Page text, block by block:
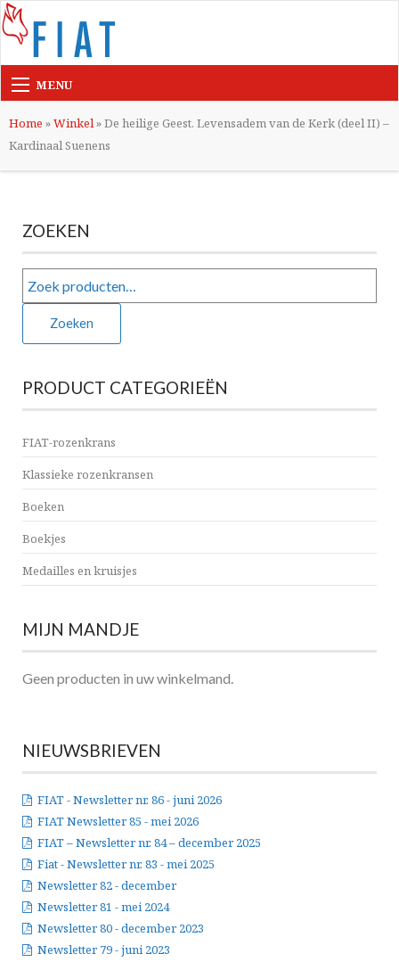
MENU
Home »Winkel»De heilige Geest. Levensadem van de Kerk (deel II) –
Kardinaal Suenens
ZOEKEN
Zoeken
PRODUCT CATEGORIEËN
FIAT-rozenkrans
Klassieke rozenkransen
Boeken
Boekjes
Medailles en kruisjes
MIJN MANDJE
Geen producten in uw winkelmand.
NIEUWSBRIEVEN
FIAT - Newsletter nr. 86 - juni 2026
FIAT Newsletter 85 - mei 2026
FIAT – Newsletter nr. 84 – december 2025
Fiat - Newsletter nr. 83 - mei 2025
Newsletter 82 - december
Newsletter 81 - mei 2024
Newsletter 80 - december 2023
Newsletter 79 - juni 2023